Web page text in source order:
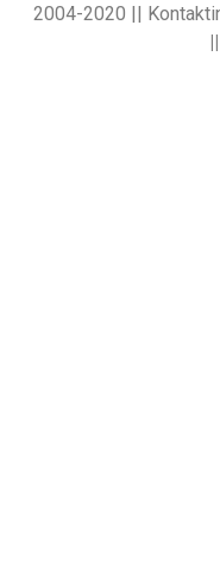
2004-2020 ||
||